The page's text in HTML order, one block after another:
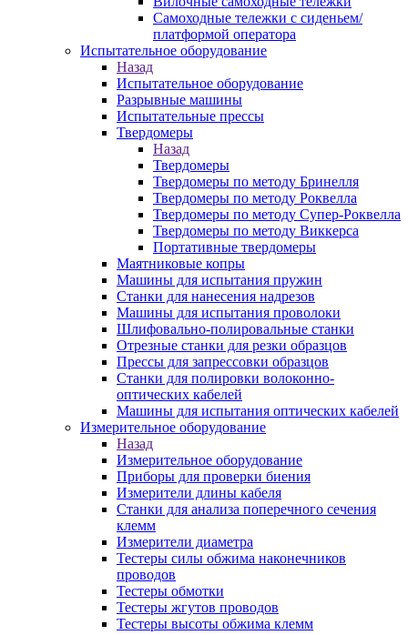
Самоходные тележки с сиденьем/
платформой оператора
Испытательное оборудование
Назад
Испытательное оборудование
Разрывные машины
Испытательные прессы
Твердомеры
Назад
Твердомеры
Твердомеры по методу Бринелля
Твердомеры по методу Роквелла
Твердомеры по методу Супер-Роквелла
Твердомеры по методу Виккерса
Портативные твердомеры
Маятниковые копры
Машины для испытания пружин
Станки для нанесения надрезов
Машины для испытания проволоки
Шлифовально-полировальные станки
Отрезные станки для резки образцов
Прессы для запрессовки образцов
Станки для полировки волоконно-
оптических кабелей
Машины для испытания оптических кабелей
Измерительное оборудование
Назад
Измерительное оборудование
Приборы для проверки биения
Измерители длины кабеля
Станки для анализа поперечного сечения
клемм
Измерители диаметра
Тестеры силы обжима наконечников
проводов
Тестеры обмотки
Тестеры жгутов проводов
Тестеры высоты обжима клемм